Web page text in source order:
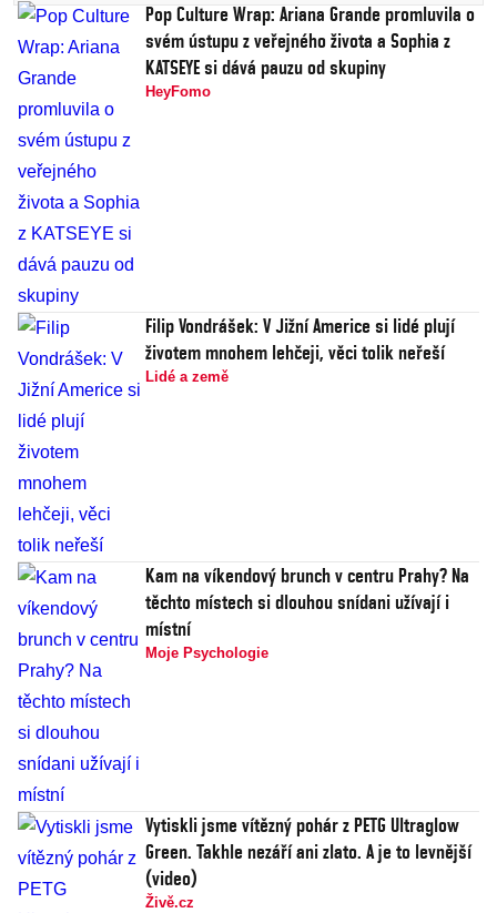
Pop Culture Wrap: Ariana Grande promluvila o
svém ústupu z veřejného života a Sophia z
KATSEYE si dává pauzu od skupiny
HeyFomo
Filip Vondrášek: V Jižní Americe si lidé plují
životem mnohem lehčeji, věci tolik neřeší
Lidé a země
Kam na víkendový brunch v centru Prahy? Na
těchto místech si dlouhou snídani užívají i
místní
Moje Psychologie
Vytiskli jsme vítězný pohár z PETG Ultraglow
Green. Takhle nezáří ani zlato. A je to levnější
(video)
Živě.cz